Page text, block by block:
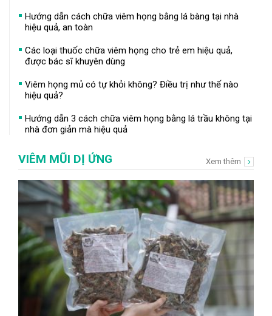
Hướng dẫn cách chữa viêm họng bằng lá bàng tại nhà
hiệu quả, an toàn
Các loại thuốc chữa viêm họng cho trẻ em hiệu quả,
được bác sĩ khuyên dùng
Viêm họng mủ có tự khỏi không? Điều trị như thế nào
hiệu quả?
Hướng dẫn 3 cách chữa viêm họng bằng lá trầu không tại
nhà đơn giản mà hiệu quả
VIÊM MŨI DỊ ỨNG Xem thêm